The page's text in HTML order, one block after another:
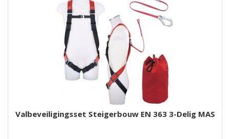
Valbeveiligingsset Steigerbouw EN 363 3-Delig MAS